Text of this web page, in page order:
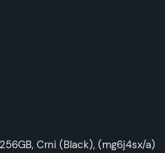
Crni (Black), (mg6j4sx/a)